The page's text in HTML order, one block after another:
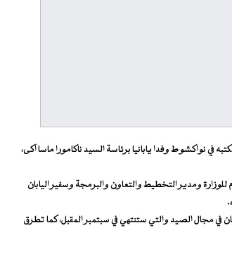
في نواكشوط وفدا يابانيا برئاسة السيد ناكامورا ماسا آكى،
ومدير التخطيط والتعاون والبرمجة وسفير اليابان
في مجال الصيد والتي ستنتهي في سبتمبر المقبل، كما تطرق